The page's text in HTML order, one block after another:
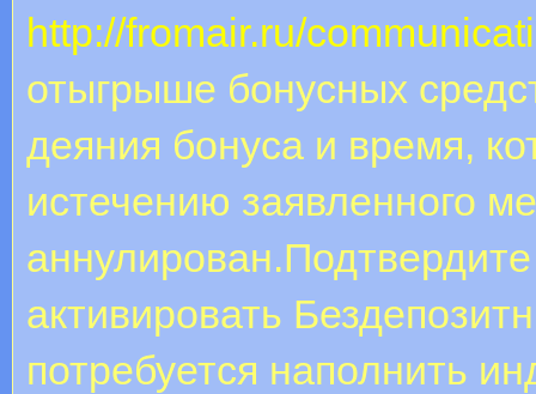
http://fromair.ru/
отыгрыше бонусных
деяния бонуса и время,
истечению заявленного
активировать
потребуется наполнить